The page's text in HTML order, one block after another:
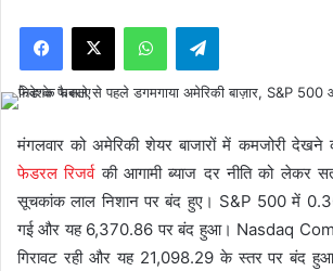
Facebook
X WhatsAppTelegram
मंगलवार को अमेरिकी शेयर बाजारों में कमजोरी देखने
फेडरल रिजर्वकी आगामी ब्याज दर नीति को लेकर
सूचकांक लाल निशान पर बंद हुए। S&P 500 में
गई और यह 6,370.86 पर बंद हुआ। Nasdaq
गिरावट रही और यह 21,098.29 के स्तर पर बंद